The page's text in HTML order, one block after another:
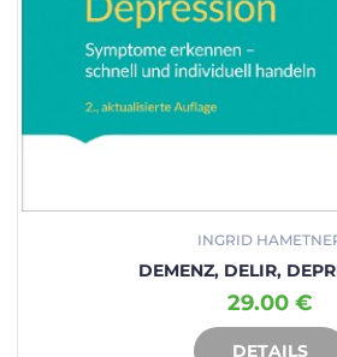
INGRID
DEMENZ, DELIR,
29.00 €
DETAILS
IN DEN